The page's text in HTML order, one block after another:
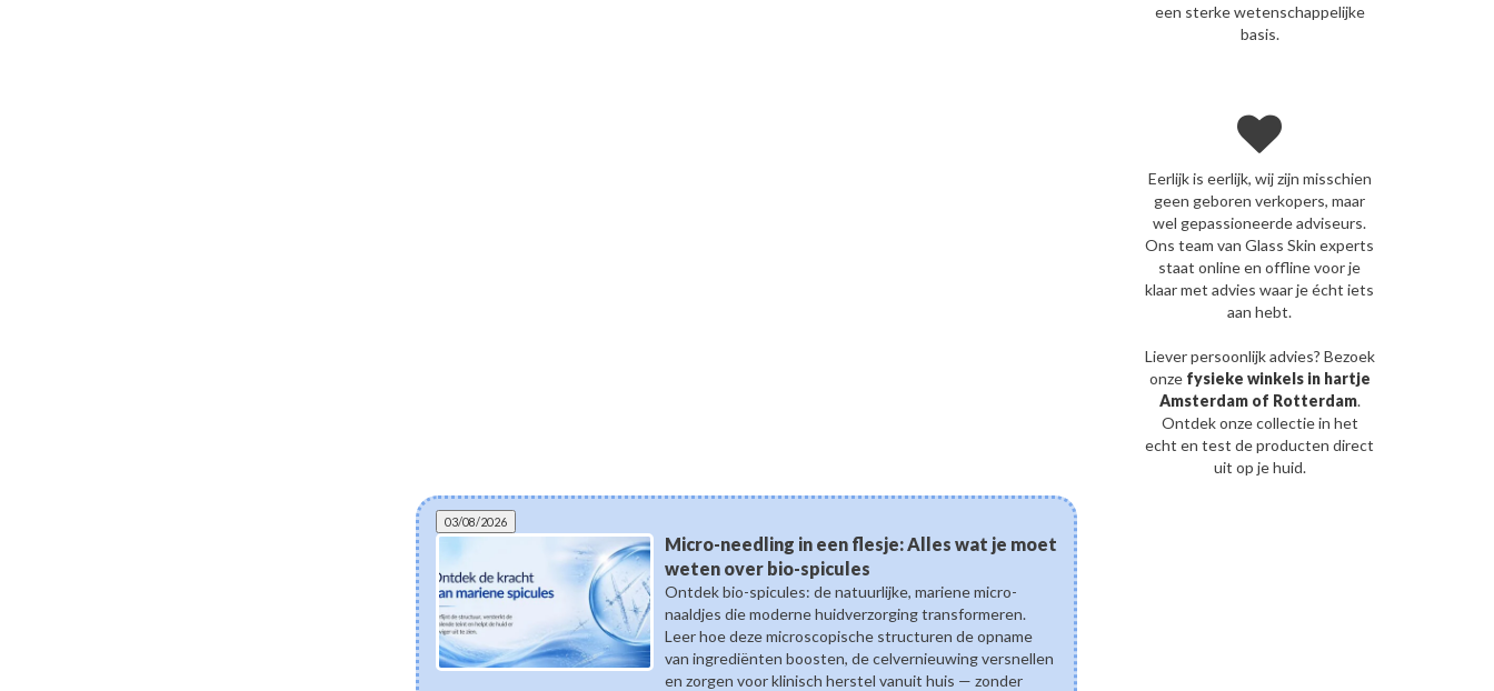
een sterke wetenschappelijke
basis.
Eerlijk is eerlijk, wij zijn misschien
geen geboren verkopers, maar
wel gepassioneerde adviseurs.
Ons team van Glass Skin experts
staat online en offline voor je
klaar met advies waar je écht iets
aan hebt.
Liever persoonlijk advies? Bezoek
onze fysieke winkels in hartje
Amsterdam of Rotterdam.
Ontdek onze collectie in het
echt en test de producten direct
uit op je huid.
03/08/2026
Micro-needling in een flesje: Alles wat je moet
weten over bio-spicules
Ontdek bio-spicules: de natuurlijke, mariene micro-
naaldjes die moderne huidverzorging transformeren.
Leer hoe deze microscopische structuren de opname
van ingrediënten boosten, de celvernieuwing versnellen
en zorgen voor klinisch herstel vanuit huis — zonder